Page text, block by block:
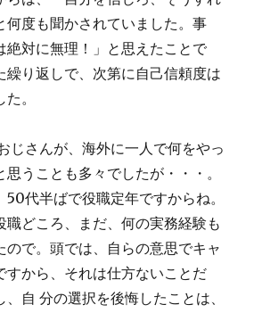
何度も聞かされていました。事
絶対に無理！」と思えたことで
繰り返しで、次第に自己信頼度は
。
じさんが、海外に一人で何をやっ
うことも多々でしたが・・・。
代半ばで役職定年ですからね。
職どころ、まだ、何の実務経験も
ので。頭では、自らの意思でキャ
すから、それは仕方ないことだ
自 分の選択を後悔したことは、